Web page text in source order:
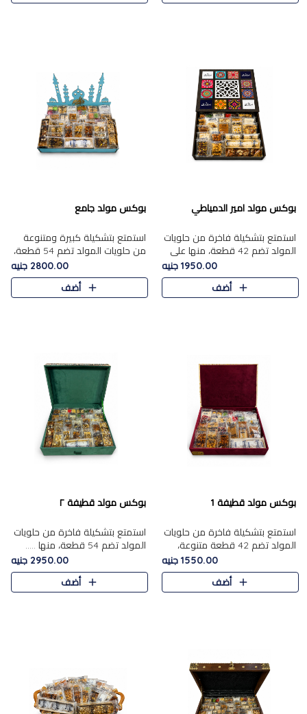
بوكس مولد امير الدمياطي
استمتع بتشكيلة فاخرة من حلويات
المولد تضم 42 قطعة، منها علي
بابا بالمكسرات، الجزرية بالفول....
1950.00 جنيه
أضف
بوكس مولد جامع
استمتع بتشكيلة كبيرة ومتنوعة
من حلويات المولد تضم 54 قطعة،
منها الجزرية بالفول والبندق، علي
بابا بالمكسرات، الملبن.....
2800.00 جنيه
أضف
بوكس مولد قطيفة 1
استمتع بتشكيلة فاخرة من حلويات
المولد تضم 42 قطعة متنوعة،
1550.00 جنيه
أضف
بوكس مولد قطيفة ٢
استمتع بتشكيلة فاخرة من حلويات
المولد تضم 54 قطعة، منها .....
2950.00 جنيه
أضف